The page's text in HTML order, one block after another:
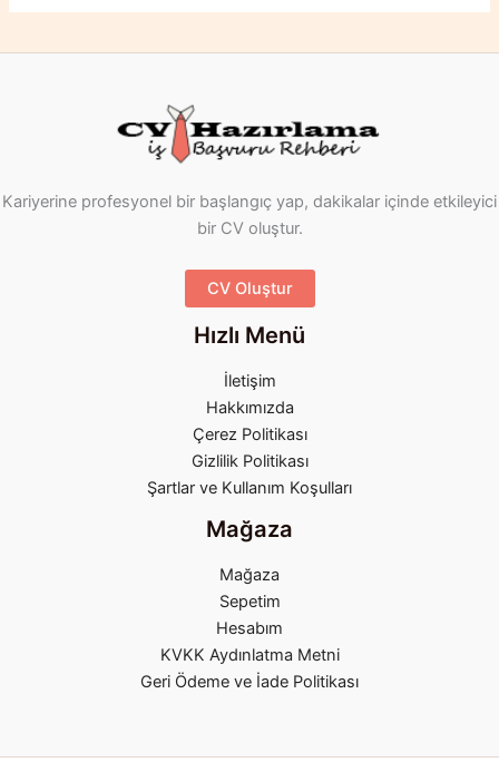
Kariyerine profesyonel bir başlangıç yap, dakikalar içinde etkileyici
bir CV oluştur.
CV Oluştur
Hızlı Menü
İletişim
Hakkımızda
Çerez Politikası
Gizlilik Politikası
Şartlar ve Kullanım Koşulları
Mağaza
Mağaza
Sepetim
Hesabım
KVKK Aydınlatma Metni
Geri Ödeme ve İade Politikası